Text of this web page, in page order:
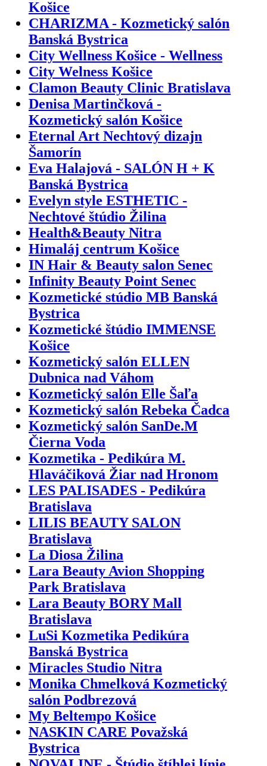
Košice
CHARIZMA - Kozmetický salón
Banská Bystrica
City Wellness Košice - Wellness
City Welness Košice
Clamon Beauty Clinic Bratislava
Denisa Martinčková -
Kozmetický salón Košice
Eternal Art Nechtový dizajn
Šamorín
Eva Halajová - SALÓN H + K
Banská Bystrica
Evelyn style ESTHETIC -
Nechtové štúdio Žilina
Health&Beauty Nitra
Himaláj centrum Košice
IN Hair & Beauty salon Senec
Infinity Beauty Point Senec
Kozmetické stúdio MB Banská
Bystrica
Kozmetické štúdio IMMENSE
Košice
Kozmetický salón ELLEN
Dubnica nad Váhom
Kozmetický salón Elle Šaľa
Kozmetický salón Rebeka Čadca
Kozmetický salón SanDe.M
Čierna Voda
Kozmetika - Pedikúra M.
Hlaváčiková Žiar nad Hronom
LES PALISADES - Pedikúra
Bratislava
LILIS BEAUTY SALON
Bratislava
La Diosa Žilina
Lara Beauty Avion Shopping
Park Bratislava
Lara Beauty BORY Mall
Bratislava
LuSi Kozmetika Pedikúra
Banská Bystrica
Miracles Studio Nitra
Monika Chmelková Kozmetický
salón Podbrezová
My Beltempo Košice
NASKIN CARE Považská
Bystrica